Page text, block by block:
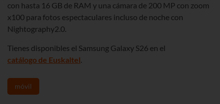
con hasta 16 GB de RAM y una cámara de 200 MP con zoom
x100 para fotos espectaculares incluso de noche con
Nightography2.0.
Tienes disponibles el Samsung Galaxy S26 en el
catálogo de Euskaltel.
móvil